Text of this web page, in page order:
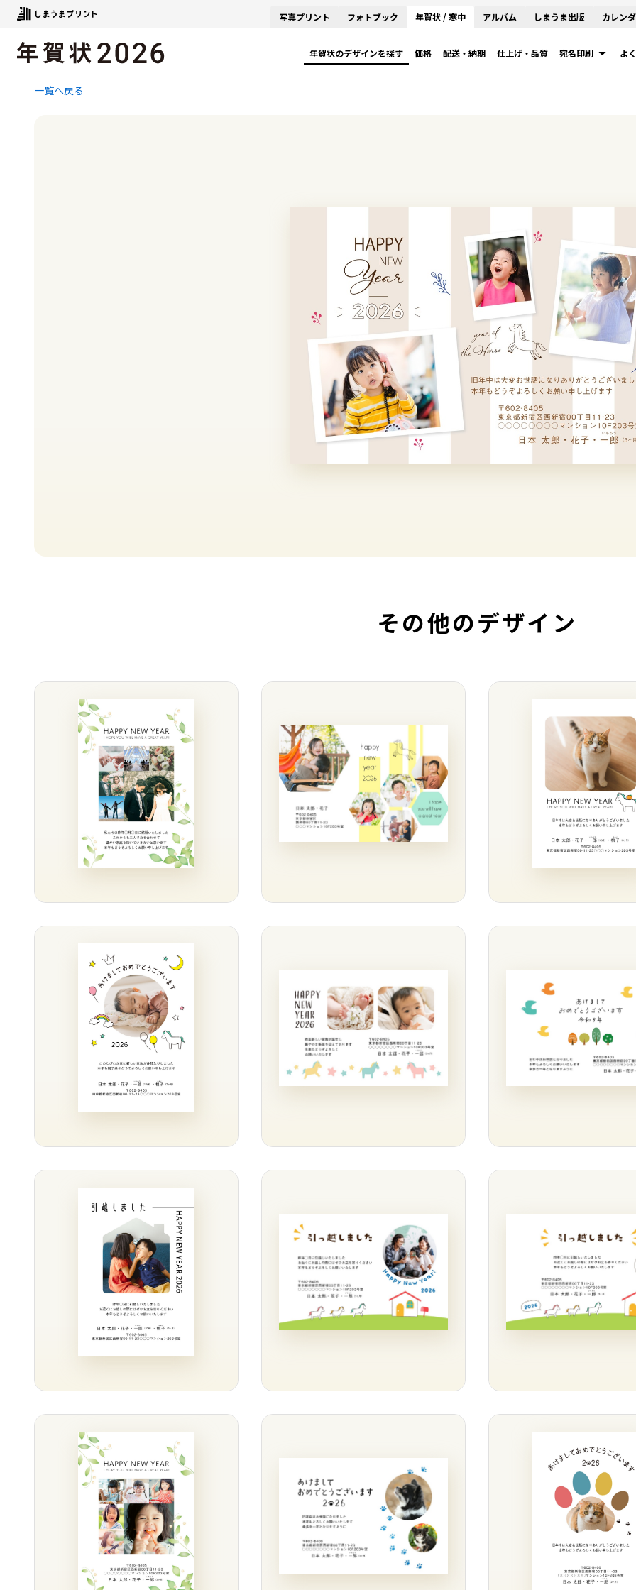
写真プリント フォトブック 年賀状 / 寒中 アルバム しまうま出版 カレン
年賀状のデザインを探す 価格 配送・納期 仕上げ・品質 宛名印刷 よ
一覧へ戻る
その他のデザイン